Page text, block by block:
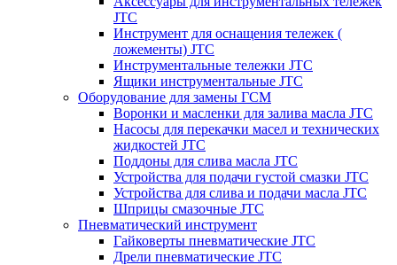
JTC
Инструмент для оснащения тележек (
ложементы) JTC
Инструментальные тележки JTC
Ящики инструментальные JTC
Оборудование для замены ГСМ
Воронки и масленки для залива масла JTC
Насосы для перекачки масел и технических
жидкостей JTC
Поддоны для слива масла JTC
Устройства для подачи густой смазки JTC
Устройства для слива и подачи масла JTC
Шприцы смазочные JTC
Пневматический инструмент
Гайковерты пневматические JTC
Дрели пневматические JTC